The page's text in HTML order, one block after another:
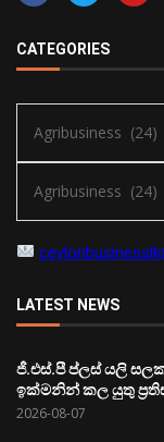
CATEGORIES
LATEST NEWS
ජී.එස්.පී ප්ලස් යලි
ඉක්මනින් කල යුතු
2026-08-07